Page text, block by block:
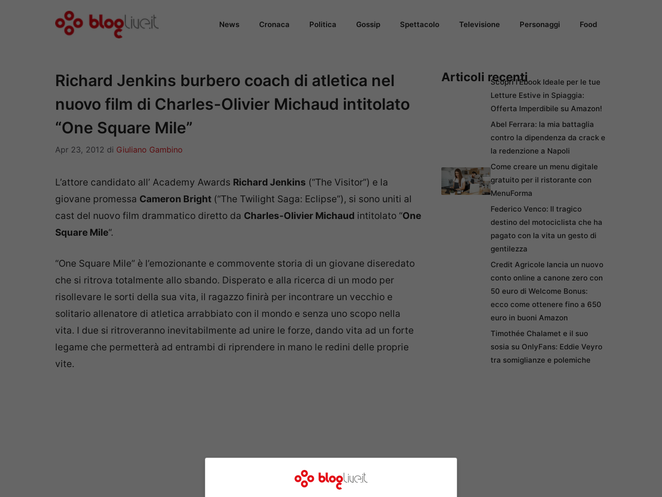
News Cronaca Politica Gossip Spettacolo Televisione Personaggi Food
Richard Jenkins burbero coach di atletica nel
nuovo film di Charles-Olivier Michaud intitolato
“One Square Mile”
Apr 23, 2012 di Giuliano Gambino
L’attore candidato all’ Academy Awards Richard Jenkins (“The Visitor”) e la
giovane promessa Cameron Bright (“The Twilight Saga: Eclipse”), si sono uniti al
cast del nuovo film drammatico diretto da Charles-Olivier Michaud intitolato “One
Square Mile“.
“One Square Mile” è l’emozionante e commovente storia di un giovane diseredato
che si ritrova totalmente allo sbando. Disperato e alla ricerca di un modo per
risollevare le sorti della sua vita, il ragazzo finirà per incontrare un vecchio e
solitario allenatore di atletica arrabbiato con il mondo e senza uno scopo nella
vita. I due si ritroveranno inevitabilmente ad unire le forze, dando vita ad un forte
legame che permetterà ad entrambi di riprendere in mano le redini delle proprie
vite.
Articoli recentiScopri l’Ebook Ideale per le tue
Letture Estive in Spiaggia:
Offerta Imperdibile su Amazon!
Abel Ferrara: la mia battaglia
contro la dipendenza da crack e
la redenzione a Napoli
Come creare un menu digitale
gratuito per il ristorante con
MenuForma
Federico Venco: Il tragico
destino del motociclista che ha
pagato con la vita un gesto di
gentilezza
Credit Agricole lancia un nuovo
conto online a canone zero con
50 euro di Welcome Bonus:
ecco come ottenere fino a 650
euro in buoni Amazon
Timothée Chalamet e il suo
sosia su OnlyFans: Eddie Veyro
tra somiglianze e polemiche